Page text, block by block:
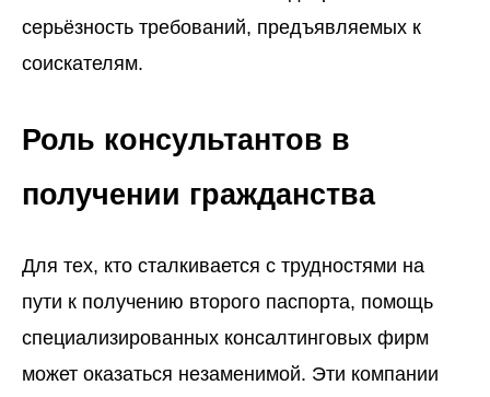
серьёзность требований, предъявляемых к
соискателям.
Роль консультантов в
получении гражданства
Для тех, кто сталкивается с трудностями на
пути к получению второго паспорта, помощь
специализированных консалтинговых фирм
может оказаться незаменимой. Эти компании